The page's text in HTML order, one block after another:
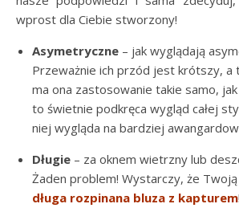
wprost dla Ciebie stworzony!
Asymetryczne – jak wyglądają
Przeważnie ich przód jest krótszy, a
ma ona zastosowanie takie samo, jak
to świetnie podkręca wygląd całej
niej wygląda na bardziej
Długie – za oknem wietrzny lub
Żaden problem! Wystarczy, że Twoją
długa rozpinana bluza z kapturem